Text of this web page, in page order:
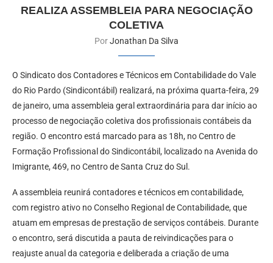
REALIZA ASSEMBLEIA PARA NEGOCIAÇÃO
COLETIVA
PorJonathan Da Silva
O Sindicato dos Contadores e Técnicos em Contabilidade do Vale
do Rio Pardo (Sindicontábil) realizará, na próxima quarta-feira, 29
de janeiro, uma assembleia geral extraordinária para dar início ao
processo de negociação coletiva dos profissionais contábeis da
região. O encontro está marcado para as 18h, no Centro de
Formação Profissional do Sindicontábil, localizado na Avenida do
Imigrante, 469, no Centro de Santa Cruz do Sul.
A assembleia reunirá contadores e técnicos em contabilidade,
com registro ativo no Conselho Regional de Contabilidade, que
atuam em empresas de prestação de serviços contábeis. Durante
o encontro, será discutida a pauta de reivindicações para o
reajuste anual da categoria e deliberada a criação de uma